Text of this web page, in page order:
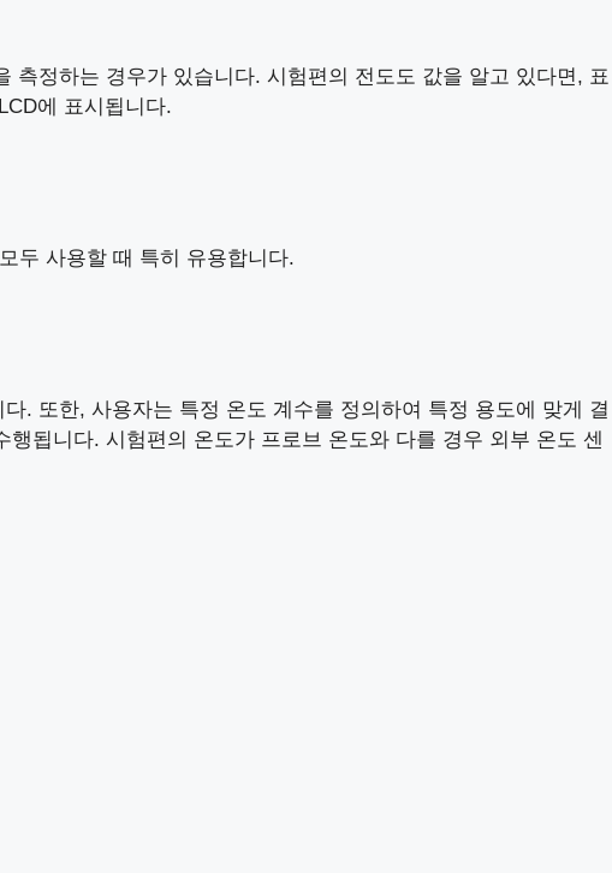
정하는 경우가 있습니다. 시험편의 전도도 값을 알고 있다면, 표
에 표시됩니다.
두 사용할 때 특히 유용합니다.
. 또한, 사용자는 특정 온도 계수를 정의하여 특정 용도에 맞게 결
됩니다. 시험편의 온도가 프로브 온도와 다를 경우 외부 온도 센